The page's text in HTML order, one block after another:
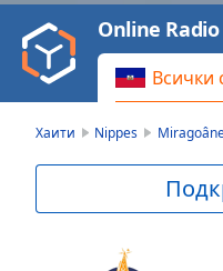
Video
Play
Backward
Skip
Current
Всички
Online
Хаити Nippes